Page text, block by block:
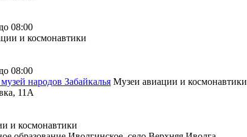
08:00
и космонавтики
08:00
народов Забайкалья Музеи авиации и космонавтики
11А
и космонавтики